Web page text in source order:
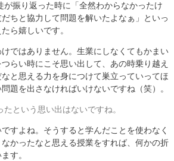
振り返った時に「全然わからなかったけ
ちと協力して問題を解いたよなぁ」といっ
ら嬉しいです。
ではありません。生業にしなくてもかまい
らい時にこそ思い出して、あの時乗り越え
と思える力を身につけて巣立っていってほ
題を出さなければいけないですね（笑）。
という思い出はないですね。
すよね。そうすると学んだことを使わなく
かったなと思える授業をすれば、何かの折
す。